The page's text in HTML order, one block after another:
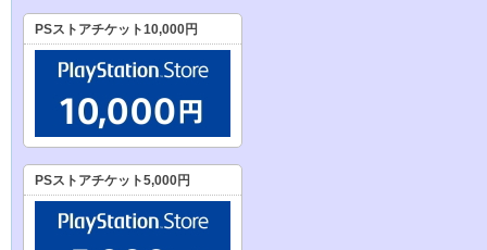
PSストアチケット10,000円
PSストアチケット5,000円